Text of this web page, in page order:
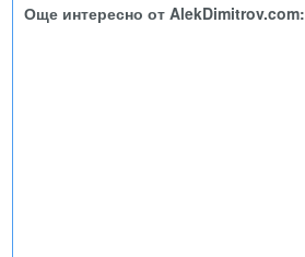
Още интересно от AlekDimitrov.com: